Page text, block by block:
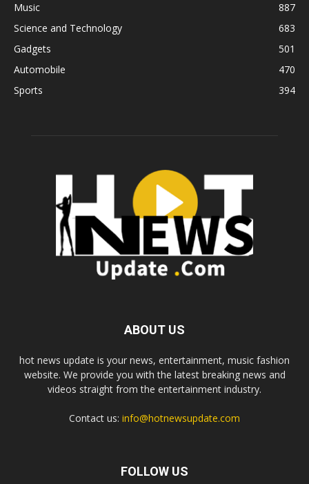
Music
887
Science and Technology
683
Gadgets
501
Automobile
470
Sports
394
ABOUT US
hot news update is your news, entertainment, music fashion
website. We provide you with the latest breaking news and
videos straight from the entertainment industry.
Contact us: info@hotnewsupdate.com
FOLLOW US